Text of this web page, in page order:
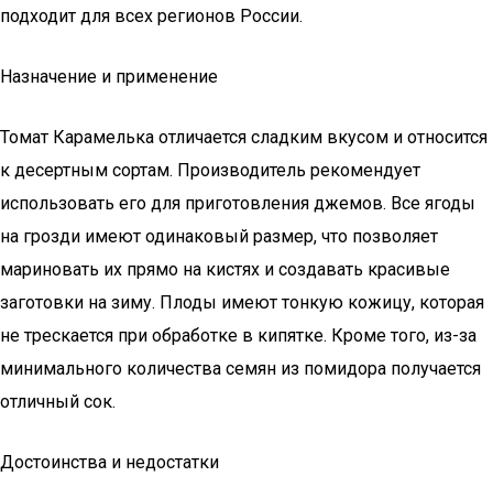
подходит для всех регионов России.
Назначение и применение
Томат Карамелька отличается сладким вкусом и относится
к десертным сортам. Производитель рекомендует
использовать его для приготовления джемов. Все ягоды
на грозди имеют одинаковый размер, что позволяет
мариновать их прямо на кистях и создавать красивые
заготовки на зиму. Плоды имеют тонкую кожицу, которая
не трескается при обработке в кипятке. Кроме того, из-за
минимального количества семян из помидора получается
отличный сок.
Достоинства и недостатки